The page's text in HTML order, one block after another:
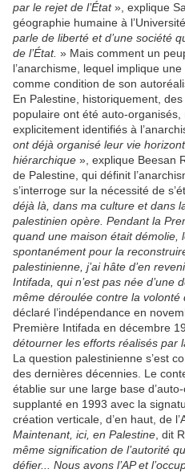
par le rejet de l’État», explique
géographie humaine à
parle de liberté et d’une société
de l’État. » Mais comment un
l’anarchisme, lequel implique
comme condition de son
En Palestine, historiquement,
populaire ont été auto-organisés,
explicitement identifiés à
ont déjà organisé leur vie
hiérarchique », explique Beesan
de Palestine, qui définit
s’interroge sur la nécessité de
déjà là, dans ma culture et dans
palestinien opère. Pendant la
quand une maison était démolie,
spontanément pour la
palestinienne, j’ai hâte d’en
Intifada, qui n’est pas née d’une
même déroulée contre la volonté
déclaré l’indépendance en
Première Intifada en décembre
détourner les efforts réalisés par
La question palestinienne s’est
des dernières décennies. Le
établie sur une large base
supplanté en 1993 avec la
création verticale, d’en haut, de
Maintenant, ici, en Palestine , dit
même signification de l’autorité
défier... Nous avons l’AP et